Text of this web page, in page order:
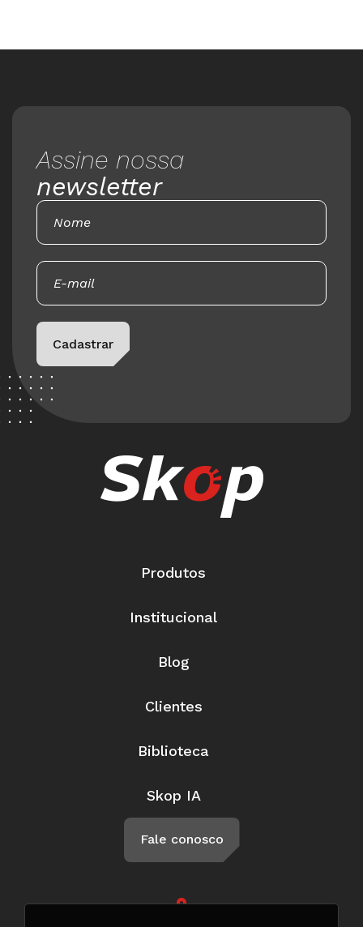
Assine nossa
newsletter
Please leave this field empty.
Cadastrar
Produtos
Institucional
Blog
Clientes
Biblioteca
Skop IA
Fale conosco